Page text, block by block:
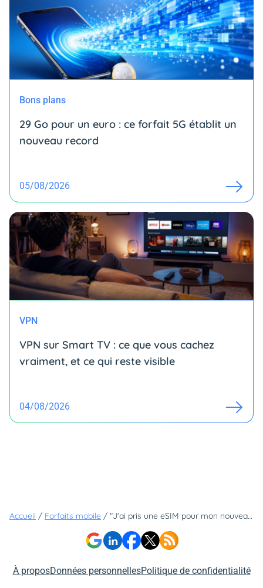
Bons plans
29 Go pour un euro : ce forfait 5G établit un
nouveau record
05/08/2026
VPN
VPN sur Smart TV : ce que vous cachez
vraiment, et ce qui reste visible
04/08/2026
Accueil / Forfaits mobile / "J'ai pris une eSIM pour mon nouveau forfait mobile - voici ce qu'il s'est passé"
À proposDonnées personnellesPolitique de confidentialité